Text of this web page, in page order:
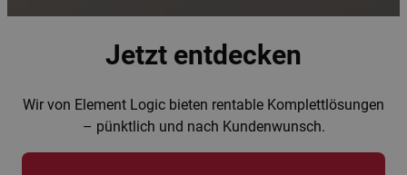
Jetzt entdecken
Wir von Element Logic bieten rentable Komplettlösungen
– pünktlich und nach Kundenwunsch.